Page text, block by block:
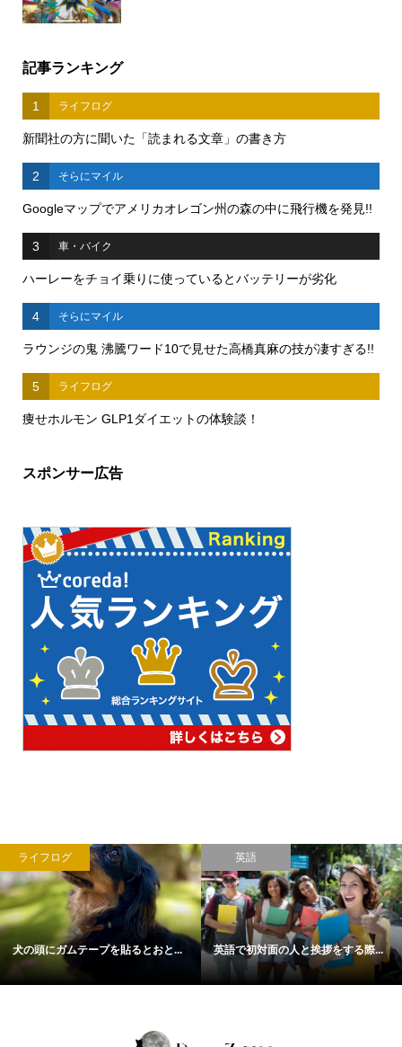
記事ランキング
1 ライフログ
新聞社の方に聞いた「読まれる文章」の書き方
2 そらにマイル
Googleマップでアメリカオレゴン州の森の中に飛行機を発見!!
3 車・バイク
ハーレーをチョイ乗りに使っているとバッテリーが劣化
4 そらにマイル
ラウンジの鬼 沸騰ワード10で見せた高橋真麻の技が凄すぎる!!
5 ライフログ
痩せホルモン GLP1ダイエットの体験談！
スポンサー広告
ライフログ
犬の頭にガムテープを貼るとおと...
英語
英語で初対面の人と挨拶をする際...